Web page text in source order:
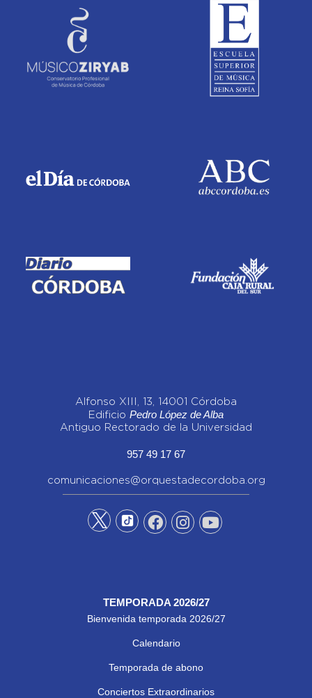
Alfonso XIII, 13, 14001 Córdoba
Edificio Pedro López de Alba
Antiguo Rectorado de la Universidad
957 49 17 67
comunicaciones@orquestadecordoba.org
TEMPORADA 2026/27
Bienvenida temporada 2026/27
Calendario
Temporada de abono
Conciertos Extraordinarios